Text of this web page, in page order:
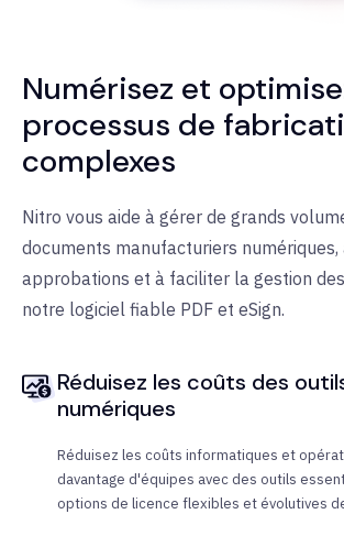
Numérisez et
processus de
complexes
Nitro vous aide à gérer de grands
documents manufacturiers
approbations et à faciliter la gestion
notre logiciel fiable PDF et eSign.
Réduisez les coûts des
numériques
Réduisez les coûts informatiques et
davantage d'équipes avec des outils
options de licence flexibles et évolutives